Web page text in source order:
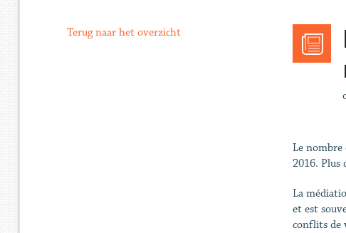
Le nombre
2016. Plus
La
et est
conflits de
Terug naar het overzicht